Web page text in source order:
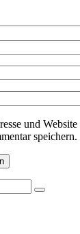
und
speichern.